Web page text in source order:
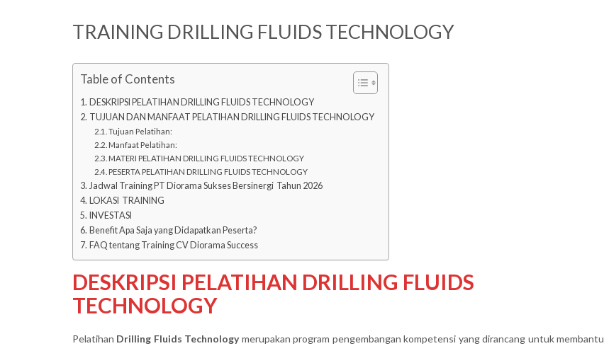
TRAINING DRILLING FLUIDS TECHNOLOGY
Table of Contents
DESKRIPSI PELATIHAN DRILLING FLUIDS TECHNOLOGY
TUJUAN DAN MANFAAT PELATIHAN DRILLING FLUIDS TECHNOLOGY
Tujuan Pelatihan:
Manfaat Pelatihan:
MATERI PELATIHAN DRILLING FLUIDS TECHNOLOGY
PESERTA PELATIHAN DRILLING FLUIDS TECHNOLOGY
Jadwal Training PT Diorama Sukses Bersinergi Tahun 2026
LOKASI TRAINING
INVESTASI
Benefit Apa Saja yang Didapatkan Peserta?
FAQ tentang Training CV Diorama Success
DESKRIPSI PELATIHAN DRILLING FLUIDS
TECHNOLOGY
Pelatihan Drilling Fluids Technologymerupakan program pengembangan kompetensi yang dirancang untuk membantu